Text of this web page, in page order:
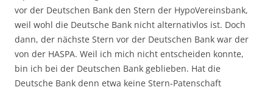
vor der Deutschen Bank den Stern der HypoVereinsbank,
weil wohl die Deutsche Bank nicht alternativlos ist. Doch
dann, der nächste Stern vor der Deutschen Bank war der
von der HASPA. Weil ich mich nicht entscheiden konnte,
bin ich bei der Deutschen Bank geblieben. Hat die
Deutsche Bank denn etwa keine Stern-Patenschaft